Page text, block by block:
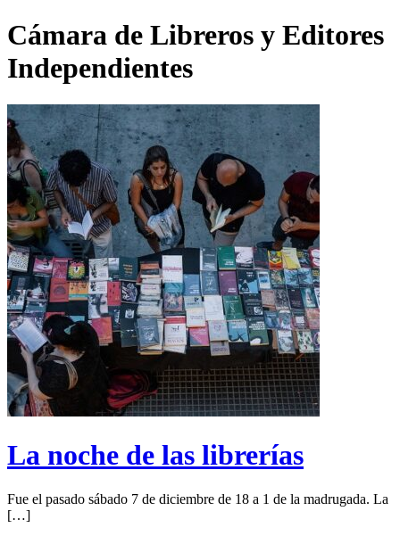
Cámara de Libreros y Editores
Independientes
La noche de las librerías
Fue el pasado sábado 7 de diciembre de 18 a 1 de la madrugada. La
[…]